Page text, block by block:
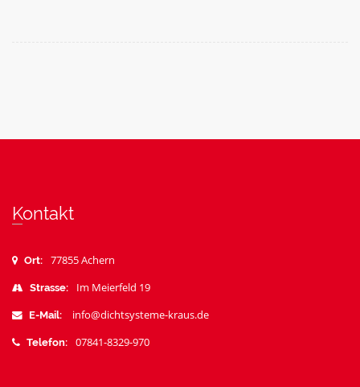
Kontakt
Ort: 77855 Achern
Strasse: Im Meierfeld 19
E-Mail: info@dichtsysteme-kraus.de
Telefon: 07841-8329-970